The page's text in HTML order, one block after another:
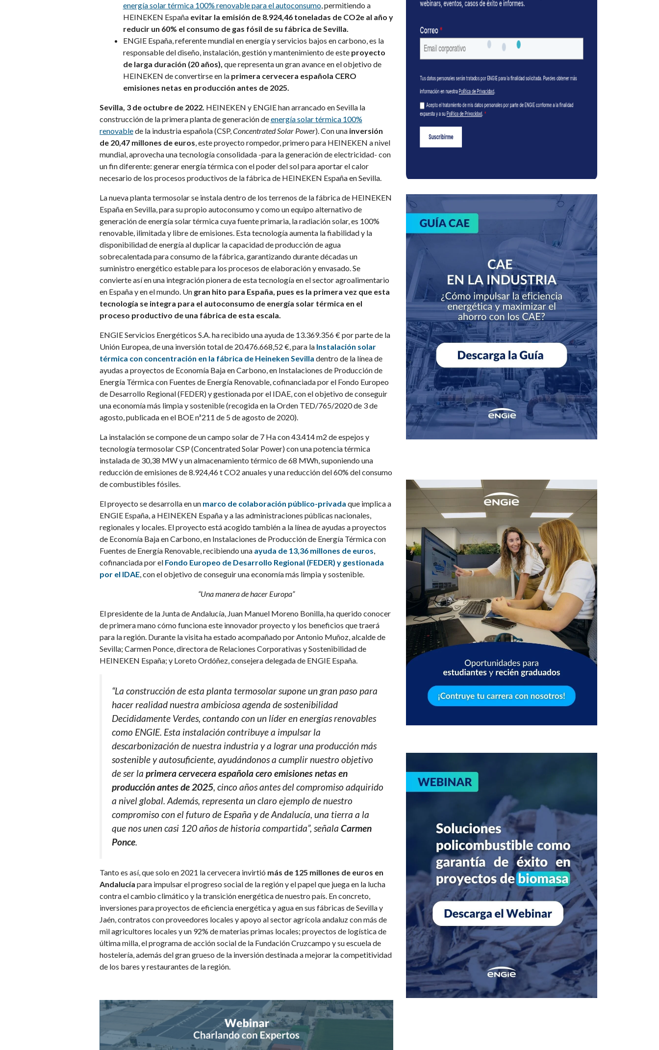
energía solar térmica 100% renovable para el autoconsumo, permitiendo a
HEINEKEN España evitar la emisión de 8.924,46toneladas de CO2e al año y
reducir un 60% el consumo de gas fósil de su fábrica de Sevilla.
ENGIE España, referente mundial en energía y servicios bajos en carbono, es la
responsable del diseño, instalación, gestión y mantenimiento de este proyecto
de larga duración (20 años), que representa un gran avance en el objetivo de
HEINEKEN de convertirse en la primera cervecera española CERO
emisiones netas en producción antes de 2025.
Sevilla, 3 de octubre de 2022. HEINEKEN y ENGIE han arrancado en Sevilla la
construcción de la primera planta de generación deenergía solar térmica 100%
renovablede la industria española (CSP, Concentrated Solar Power). Con una inversión
de 20,47 millones de euros , este proyecto rompedor, primero para HEINEKEN a nivel
mundial, aprovecha una tecnología consolidada -para la generación de electricidad- con
un fin diferente: generar energía térmica con el poder del sol para aportar el calor
necesario de los procesos productivos de la fábrica de HEINEKEN España en Sevilla.
La nueva planta termosolar se instala dentro de los terrenos de la fábrica de HEINEKEN
España en Sevilla, para su propio autoconsumo y como un equipo alternativo de
generación de energía solar térmica cuya fuente primaria, la radiación solar, es 100%
renovable, ilimitada y libre de emisiones. Esta tecnología aumenta la fiabilidad y la
disponibilidad de energía al duplicar la capacidad de producción de agua
sobrecalentada para consumo de la fábrica, garantizando durante décadas un
suministro energético estable para los procesos de elaboración y envasado. Se
convierte así en una integración pionera de esta tecnología en el sector agroalimentario
en España y en el mundo. Un gran hito para España, pues es la primera vez que esta
tecnología se integra para el autoconsumo de energía solar térmica en el
proceso productivo de una fábrica de esta escala.
ENGIE Servicios Energéticos S.A. ha recibido una ayuda de 13.369.356 € por parte de la
Unión Europea, de una inversión total de 20.476.668,52 €, para la Instalación solar
térmica con concentración en la fábrica de Heineken Sevilla dentro de la línea de
ayudas a proyectos de Economía Baja en Carbono, en Instalaciones de Producción de
Energía Térmica con Fuentes de Energía Renovable, cofinanciada por el Fondo Europeo
de Desarrollo Regional (FEDER) y gestionada por el IDAE, con el objetivo de conseguir
una economía más limpia y sostenible (recogida en la Orden TED/765/2020 de 3 de
agosto, publicada en el BOE nª211 de 5 de agosto de 2020).
La instalación se compone de un campo solar de 7 Ha con 43.414 m2 de espejos y
tecnología termosolar CSP (Concentrated Solar Power) con una potencia térmica
instalada de 30,38 MW y un almacenamiento térmico de 68 MWh, suponiendo una
reducción de emisiones de 8.924,46 t CO2 anuales y una reducción del 60% del consumo
de combustibles fósiles.
El proyecto se desarrolla en un marco de colaboración público-privada que implica a
ENGIE España, a HEINEKEN España y a las administraciones públicas nacionales,
regionales y locales. El proyecto está acogido también a la línea de ayudas a proyectos
de Economía Baja en Carbono, en Instalaciones de Producción de Energía Térmica con
Fuentes de Energía Renovable, recibiendo una ayuda de 13,36 millones de euros
cofinanciada por el Fondo Europeo de Desarrollo Regional (FEDER) y gestionada
por el IDAE, con el objetivo de conseguir una economía más limpia y sostenible.
“Una manera de hacer Europa”
El presidente de la Junta de Andalucía, Juan Manuel Moreno Bonilla, ha querido conocer
de primera mano cómo funciona este innovador proyecto y los beneficios que traerá
para la región. Durante la visita ha estado acompañado por Antonio Muñoz, alcalde de
Sevilla; Carmen Ponce, directora de Relaciones Corporativas y Sostenibilidad de
HEINEKEN España; y Loreto Ordóñez, consejera delegada de ENGIE España.
“La construcción de esta planta termosolar supone un gran paso para
hacer realidad nuestra ambiciosa agenda de sostenibilidad
Decididamente Verdes, contando con un líder en energías renovables
como ENGIE. Esta instalación contribuye a impulsar la
descarbonización de nuestra industria y a lograr una producción más
sostenible y autosuficiente, ayudándonos a cumplir nuestro objetivo
de ser la primera cervecera española cero emisiones netas en
producción antes de 2025, cinco años antes del compromiso adquirido
a nivel global. Además, representa un claro ejemplo de nuestro
compromiso con el futuro de España y de Andalucía, una tierra a la
que nos unen casi 120 años de historia compartida”, señala Carmen
Ponce.
Tanto es así, que solo en 2021 la cervecera invirtió más de 125 millones de euros en
Andalucía para impulsar el progreso social de la región y el papel que juega en la lucha
contra el cambio climático y la transición energética de nuestro país. En concreto,
inversiones para proyectos de eficiencia energética y agua en sus fábricas de Sevilla y
Jaén, contratos con proveedores locales y apoyo al sector agrícola andaluz con más de
mil agricultores locales y un 92% de materias primas locales; proyectos de logística de
última milla, el programa de acción social de la Fundación Cruzcampo y su escuela de
hostelería, además del gran grueso de la inversión destinada a mejorar la competitividad
de los bares y restaurantes de la región.